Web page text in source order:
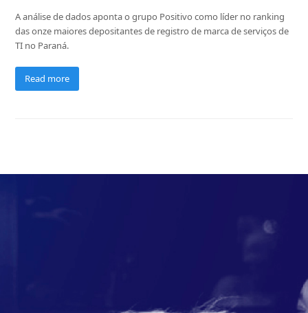
A análise de dados aponta o grupo Positivo como líder no ranking
das onze maiores depositantes de registro de marca de serviços de
TI no Paraná.
Read more